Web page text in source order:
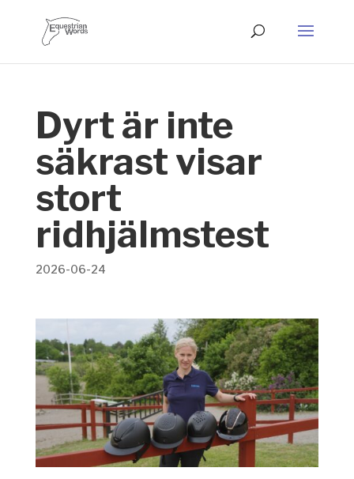
Dyrt är inte
säkrast visar
stort
ridhjälmstest
2026-06-24